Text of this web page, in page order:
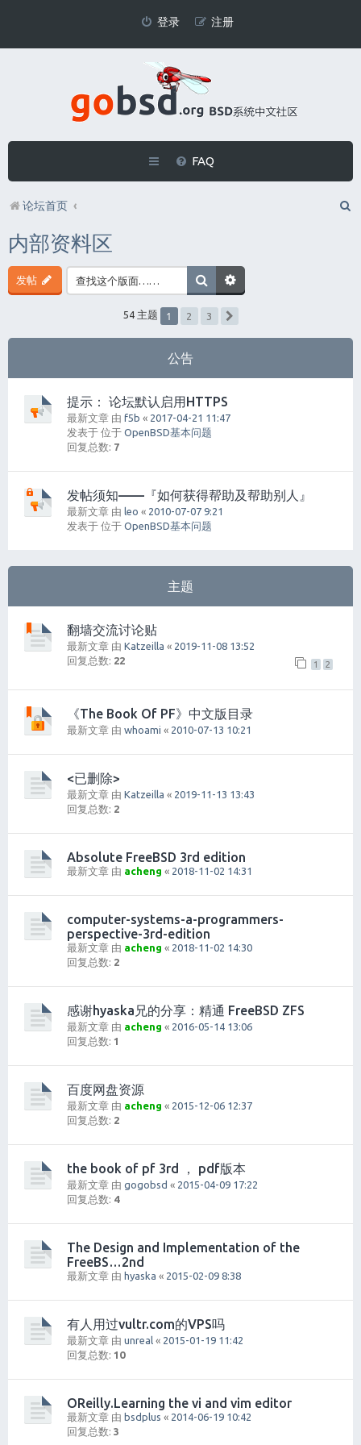
登录 注册
FAQ
论坛首页
内部资料区
发帖
54 主题 1 2
3
公告
提示： 论坛默认启用HTTPS
最新文章 由 f5b « 2017-04-21 11:47
发表于 位于 OpenBSD基本问题
回复总数: 7
发帖须知——『如何获得帮助及帮助别人』
最新文章 由 leo « 2010-07-07 9:21
发表于 位于 OpenBSD基本问题
主题
翻墙交流讨论贴
最新文章 由 Katzeilla « 2019-11-08 13:52
回复总数: 22 1 2
《The Book Of PF》中文版目录
最新文章 由 whoami « 2010-07-13 10:21
<已删除>
最新文章 由 Katzeilla « 2019-11-13 13:43
回复总数: 2
Absolute FreeBSD 3rd edition
最新文章 由 acheng « 2018-11-02 14:31
computer-systems-a-programmers-
perspective-3rd-edition
最新文章 由 acheng « 2018-11-02 14:30
回复总数: 2
感谢hyaska兄的分享：精通 FreeBSD ZFS
最新文章 由 acheng « 2016-05-14 13:06
回复总数: 1
百度网盘资源
最新文章 由 acheng « 2015-12-06 12:37
回复总数: 2
the book of pf 3rd ， pdf版本
最新文章 由 gogobsd « 2015-04-09 17:22
回复总数: 4
The Design and Implementation of the
FreeBS…2nd
最新文章 由 hyaska « 2015-02-09 8:38
有人用过vultr.com的VPS吗
最新文章 由 unreal « 2015-01-19 11:42
回复总数: 10
OReilly.Learning the vi and vim editor
最新文章 由 bsdplus « 2014-06-19 10:42
回复总数: 3